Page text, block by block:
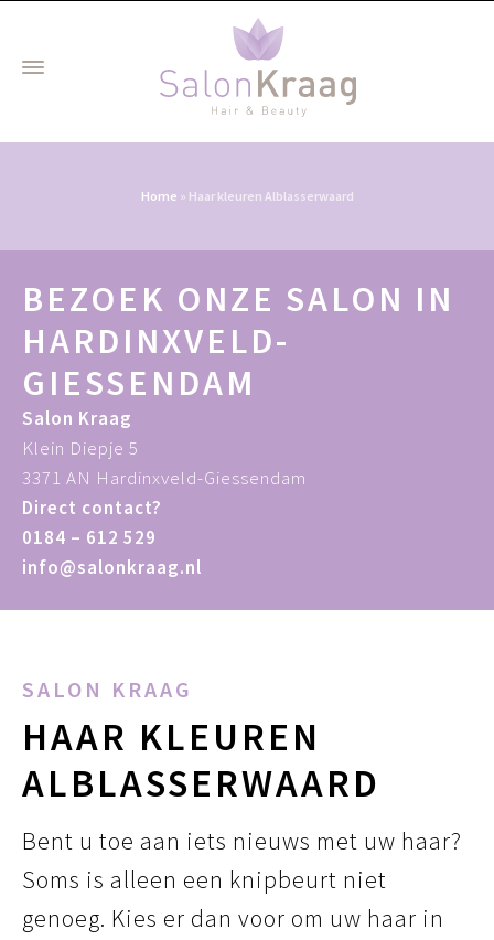
Home » Haar kleuren Alblasserwaard
BEZOEK ONZE SALON IN
HARDINXVELD-
GIESSENDAM
Salon Kraag
Klein Diepje 5
3371 AN Hardinxveld-Giessendam
Direct contact?
0184 – 612 529
info@salonkraag.nl
SALON KRAAG
HAAR KLEUREN
ALBLASSERWAARD
Bent u toe aan iets nieuws met uw haar?
Soms is alleen een knipbeurt niet
genoeg. Kies er dan voor om uw haar in